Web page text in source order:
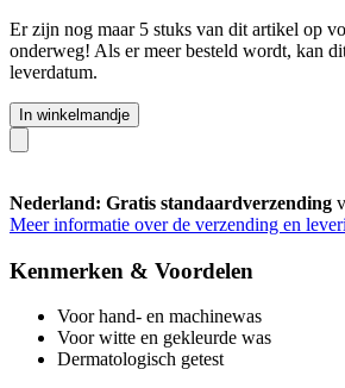
Er zijn nog maar 5 stuks van dit artikel op
onderweg! Als er meer besteld wordt, kan
leverdatum.
In winkelmandje
Nederland: Gratis standaardverzending
Meer informatie over de verzending en
Kenmerken & Voordelen
Voor hand- en machinewas
Voor witte en gekleurde was
Dermatologisch getest